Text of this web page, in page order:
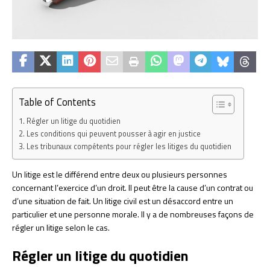
Table of Contents
Régler un litige du quotidien
Les conditions qui peuvent pousser à agir en justice
Les tribunaux compétents pour régler les litiges du quotidien
Un litige est le différend entre deux ou plusieurs personnes
concernant l’exercice d’un droit. Il peut être la cause d’un contrat ou
d’une situation de fait. Un litige civil est un désaccord entre un
particulier et une personne morale. Il y a de nombreuses façons de
régler un litige selon le cas.
Régler un litige du quotidien